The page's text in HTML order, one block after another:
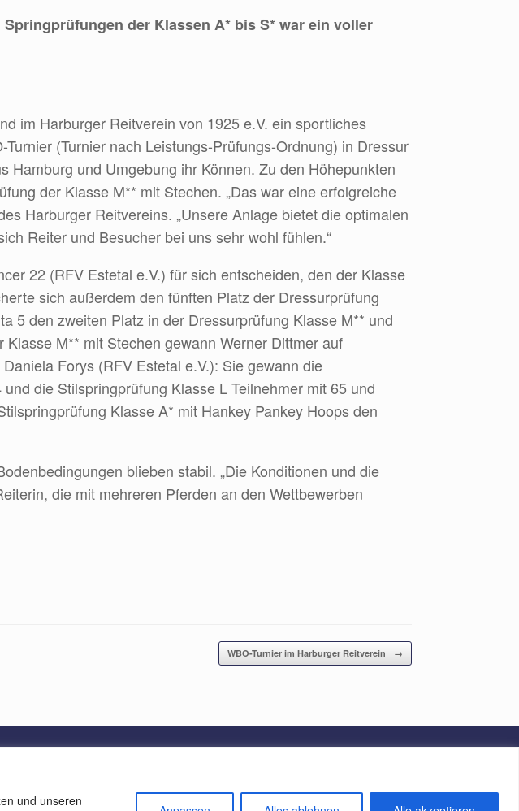
und unseren
der Klassen A* bis S* war ein voller
im Harburger Reitverein von 1925 e.V. ein sportliches
(Turnier nach Leistungs-Prüfungs-Ordnung) in Dressur
Hamburg und Umgebung ihr Können. Zu den Höhepunkten
der Klasse M** mit Stechen. „Das war eine erfolgreiche
Harburger Reitvereins. „Unsere Anlage bietet die optimalen
Reiter und Besucher bei uns sehr wohl fühlen.“
22 (RFV Estetal e.V.) für sich entscheiden, den der Klasse
sich außerdem den fünften Platz der Dressurprüfung
5 den zweiten Platz in der Dressurprüfung Klasse M** und
M** mit Stechen gewann Werner Dittmer auf
Forys (RFV Estetal e.V.): Sie gewann die
die Stilspringprüfung Klasse L Teilnehmer mit 65 und
Klasse A* mit Hankey Pankey Hoops den
blieben stabil. „Die Konditionen und die
die mit mehreren Pferden an den Wettbewerben
WBO-Turnier im Harburger Reitverein →